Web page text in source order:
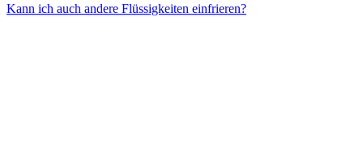
Kann ich auch andere Flüssigkeiten einfrieren?